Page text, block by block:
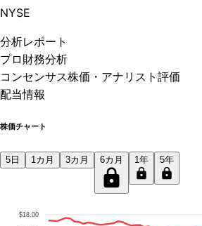
NYSE
分析レポート
プロ 財務分析
コンセンサス株価 ・アナリスト評価
配当情報
株価チャート
5日 1カ月 3カ月 6カ月 1年 5年
$18.00